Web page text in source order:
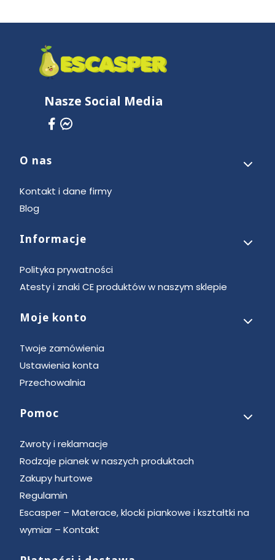
Nasze Social Media
Linki w stopce
O nas
Kontakt i dane firmy
Blog
Informacje
Polityka prywatności
Atesty i znaki CE produktów w naszym sklepie
Moje konto
Twoje zamówienia
Ustawienia konta
Przechowalnia
Pomoc
Zwroty i reklamacje
Rodzaje pianek w naszych produktach
Zakupy hurtowe
Regulamin
Escasper – Materace, klocki piankowe i kształtki na
wymiar – Kontakt